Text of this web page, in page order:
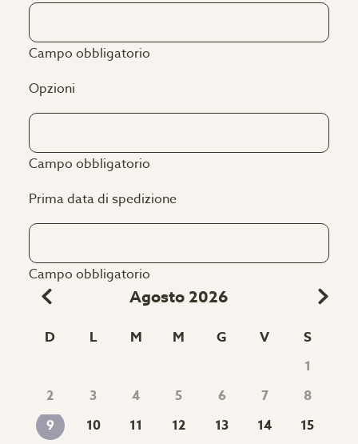
Campo obbligatorio
Opzioni
Campo obbligatorio
Prima data di spedizione
Campo obbligatorio
Agosto 2026
D L M M G V S
1
2
3 4 5 6 7
8
9
10 11 12 13 14
15